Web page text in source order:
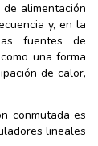
alimentación
y, en la
fuentes de
una forma
de calor,
conmutada es
lineales